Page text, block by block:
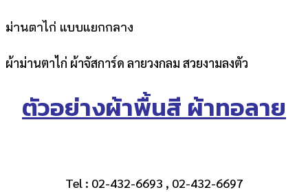
ม่านตาไก่ แบบแยกกลาง
ผ้าม่านตาไก่ ผ้าจัสการ์ด ลายวงกลม สวยงามลงตัว
ตัวอย่างผ้าพื้นสี ผ้าทอลาย
Tel : 02-432-6693 , 02-432-6697